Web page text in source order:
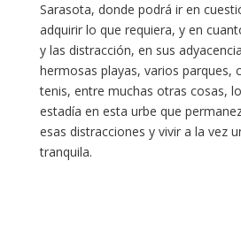
Sarasota, donde podrá ir en
adquirir lo que requiera, y en
y las distracción, en sus
hermosas playas, varios parques,
tenis, entre muchas otras cosas,
estadía en esta urbe que
esas distracciones y vivir a la vez
tranquila.